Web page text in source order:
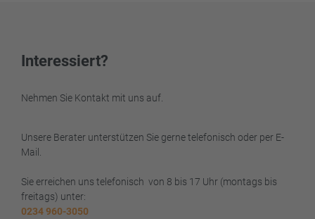
Interessiert?
Nehmen Sie Kontakt mit uns auf.
Unsere Berater unterstützen Sie gerne telefonisch oder per E-
Mail.
Sie erreichen uns telefonisch von 8 bis 17 Uhr (montags bis
freitags) unter:
0234 960-3050